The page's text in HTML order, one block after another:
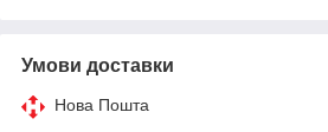
Умови доставки
Нова Пошта